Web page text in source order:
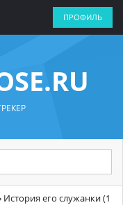
ПРОФИЛЬ
История его служанки (1